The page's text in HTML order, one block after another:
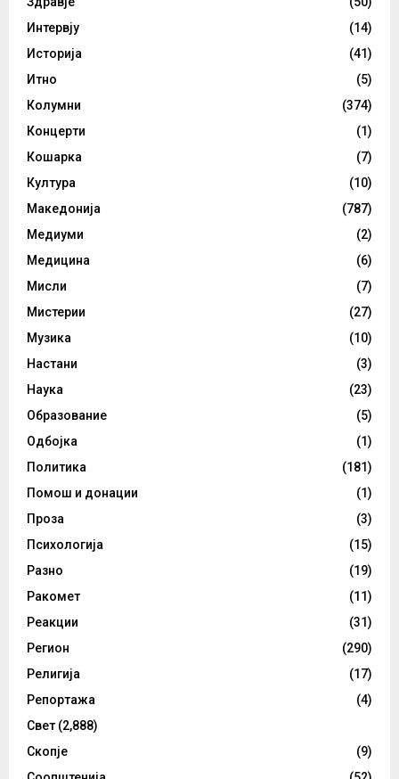
Интервју
(14)
Историја
(41)
Итно
(5)
Колумни
(374)
Концерти
(1)
Кошарка
(7)
Култура
(10)
Македонија
(787)
Медиуми
(2)
Медицина
(6)
Мисли
(7)
Мистерии
(27)
Музика
(10)
Настани
(3)
Наука
(23)
Образование
(5)
Одбојка
(1)
Политика
(181)
Помош и донации
(1)
Проза
(3)
Психологија
(15)
Разно
(19)
Ракомет
(11)
Реакции
(31)
Регион
(290)
Религија
(17)
Репортажа
(4)
Свет (2,888)
Скопје
(9)